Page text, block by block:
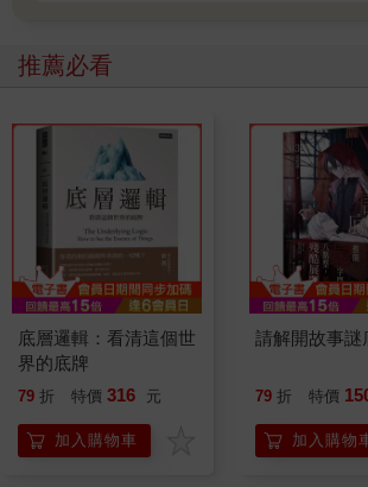
推薦必看
底層邏輯：看清這個世
界的底牌
79 折 特價 316 元
加入購物車
請解開故事謎
79 折 特價
加入購物